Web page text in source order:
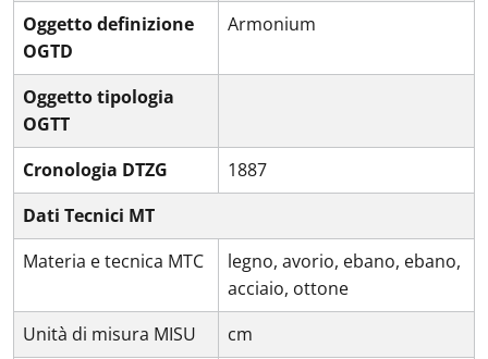
Oggetto definizione
OGTD
Armonium
Oggetto tipologia
OGTT
Cronologia DTZG
1887
Dati Tecnici MT
Materia e tecnica MTC
legno, avorio, ebano, ebano,
acciaio, ottone
Unità di misura MISU
cm